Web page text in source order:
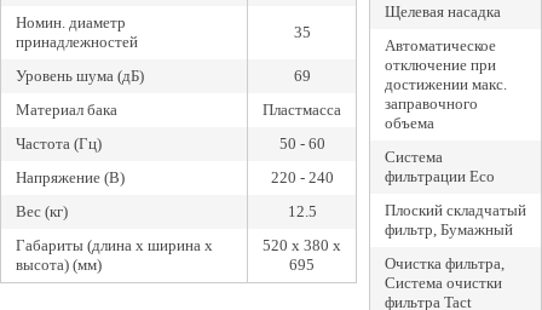
Номин. диаметр
принадлежностей
35
Уровень шума (дБ)
69
Материал бака
Пластмасса
Частота (Гц)
50 - 60
Напряжение (В)
220 - 240
Вес (кг)
12.5
Габариты (длина х ширина х
высота) (мм)
520 x 380 x
695
Щелевая насадка
Автоматическое
отключение при
достижении макс.
заправочного
объема
Система
фильтрации Eco
Плоский складчатый
фильтр, Бумажный
Очистка фильтра,
Система очистки
фильтра Tact